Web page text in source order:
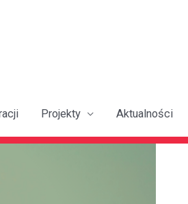
Projekty Aktualności